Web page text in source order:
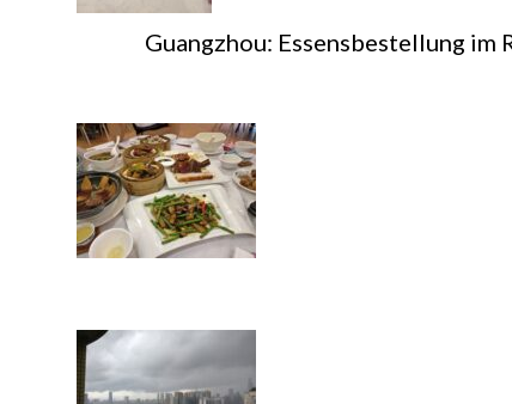
Guangzhou: Essensbestellung im